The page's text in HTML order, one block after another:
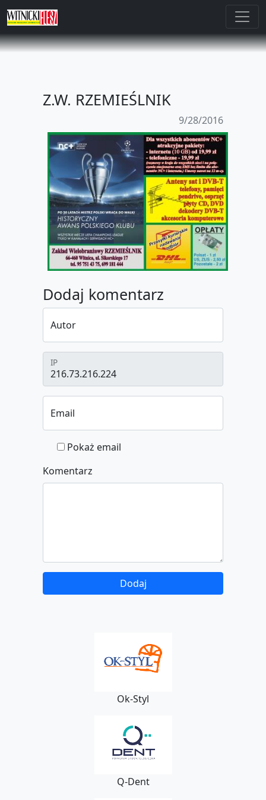
Z.W. RZEMIEŚLNIK
9/28/2016
Dodaj komentarz
Autor
IP
Email
Pokaż email
Komentarz
Ok-Styl
Q-Dent